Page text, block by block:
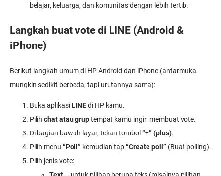
belajar, keluarga, dan komunitas dengan lebih tertib.
Langkah buat vote di LINE (Android &
iPhone)
Berikut langkah umum di HP Android dan iPhone (antarmuka
mungkin sedikit berbeda, tapi urutannya sama):
Buka aplikasiLINEdi HP kamu.
Pilih chat atau gruptempat kamu ingin membuat vote.
Di bagian bawah layar, tekan tombol “+” (plus).
Pilih menu “Poll” kemudian tap“Create poll” (Buat polling).
Pilih jenis vote: